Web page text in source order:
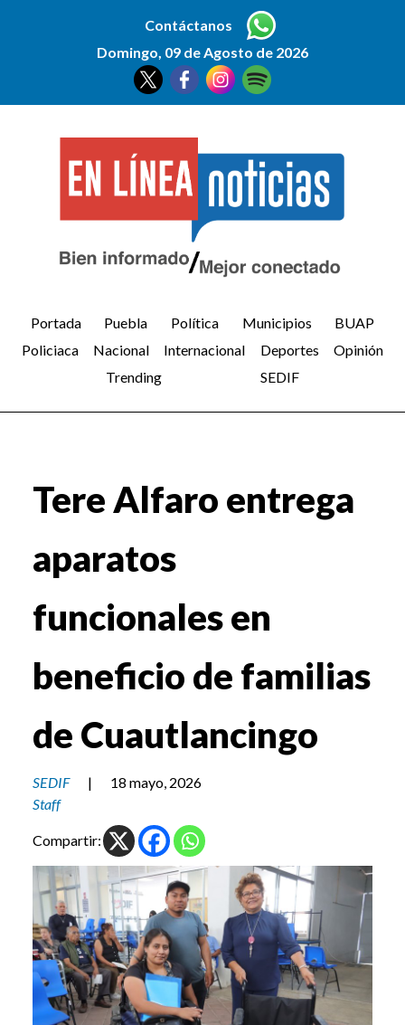
Contáctanos
Domingo, 09 de Agosto de 2026
Portada Puebla Política Municipios
BUAP
Policiaca
Nacional Internacional Deportes
Opinión
Trending
SEDIF
Tere Alfaro entrega
aparatos
funcionales en
beneficio de familias
de Cuautlancingo
SEDIF |
18 mayo, 2026
Staff
Compartir: